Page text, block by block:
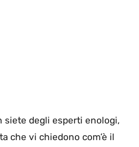
siete degli esperti enologi,
che vi chiedono com’è il